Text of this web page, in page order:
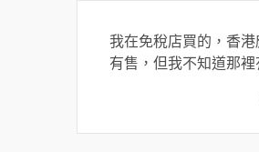
我在免稅店買的，香港
有售，但我不知道那裡